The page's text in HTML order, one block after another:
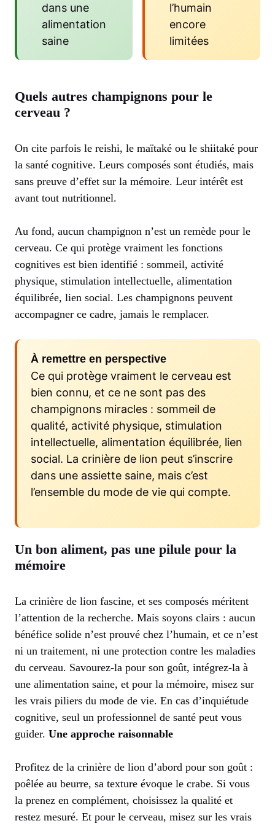
dans une
alimentation
saine
l’humain
encore
limitées
Quels autres champignons pour le
cerveau ?
On cite parfois le reishi, le maïtaké ou le shiitaké pour
la santé cognitive. Leurs composés sont étudiés, mais
sans preuve d’effet sur la mémoire. Leur intérêt est
avant tout nutritionnel.
Au fond, aucun champignon n’est un remède pour le
cerveau. Ce qui protège vraiment les fonctions
cognitives est bien identifié : sommeil, activité
physique, stimulation intellectuelle, alimentation
équilibrée, lien social. Les champignons peuvent
accompagner ce cadre, jamais le remplacer.
À remettre en perspective
Ce qui protège vraiment le cerveau est
bien connu, et ce ne sont pas des
champignons miracles : sommeil de
qualité, activité physique, stimulation
intellectuelle, alimentation équilibrée, lien
social. La crinière de lion peut s’inscrire
dans une assiette saine, mais c’est
l’ensemble du mode de vie qui compte.
Un bon aliment, pas une pilule pour la
mémoire
La crinière de lion fascine, et ses composés méritent
l’attention de la recherche. Mais soyons clairs : aucun
bénéfice solide n’est prouvé chez l’humain, et ce n’est
ni un traitement, ni une protection contre les maladies
du cerveau. Savourez-la pour son goût, intégrez-la à
une alimentation saine, et pour la mémoire, misez sur
les vrais piliers du mode de vie. En cas d’inquiétude
cognitive, seul un professionnel de santé peut vous
guider. Une approche raisonnable
Profitez de la crinière de lion d’abord pour son goût :
poêlée au beurre, sa texture évoque le crabe. Si vous
la prenez en complément, choisissez la qualité et
restez mesuré. Et pour le cerveau, misez sur les vrais